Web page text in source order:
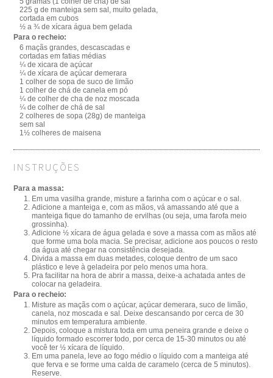
225 g de manteiga sem sal, muito gelada,
cortada em cubos
½ a ¾ de xícara água bem gelada
Para o recheio:
6 maçãs grandes, descascadas e
cortadas em fatias médias
¼ de xicara de açúcar
¼ de xícara de açúcar demerara
1 colher de sopa de suco de limão
1 colher de chá de canela em pó
¼ de colher de cha de noz moscada
¼ de colher de chá de sal
2 colheres de sopa (28g) de manteiga
sem sal
1½ colheres de maisena
INSTRUÇÕES
Para a massa:
Em uma vasilha grande, misture a farinha com o açúcar e o sal.
Adicione a manteiga e, com as mãos, vá amassando até que a
manteiga fique do tamanho de ervilhas (ou seja, uma farofa meio
grossinha).
Adicione ½ xícara de água gelada e sove a massa com as mãos até
que forme uma bola macia. Se precisar, adicione aos poucos o resto
da água até chegar na consistência desejada.
Divida a massa em duas metades, coloque dentro de um saco
plástico e leve à geladeira por pelo menos uma hora.
Pra facilitar na hora de abrir a massa, deixe-a achatada antes de
colocar na geladeira.
Para o recheio:
Misture as maçãs com o açúcar, açúcar demerara, suco de limão,
canela, noz moscada e sal. Deixe descansando por cerca de 30
minutos em temperatura ambiente.
Depois, coloque a mistura toda em uma peneira grande e deixe o
líquido formado escorrer todo, por cerca de 15-30 minutos ou até
você ter ½ xícara de líquido.
Em uma panela, leve ao fogo médio o líquido com a manteiga até
que ferva e se forme uma calda de caramelo (cerca de 5 minutos).
Reserve.